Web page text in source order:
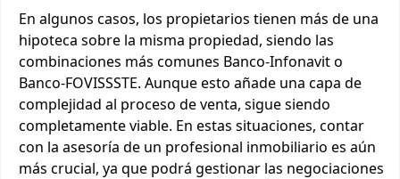
En algunos casos, los propietarios tienen más de una
hipoteca sobre la misma propiedad, siendo las
combinaciones más comunes Banco-Infonavit o
Banco-FOVISSSTE. Aunque esto añade una capa de
complejidad al proceso de venta, sigue siendo
completamente viable. En estas situaciones, contar
con la asesoría de un profesional inmobiliario es aún
más crucial, ya que podrá gestionar las negociaciones